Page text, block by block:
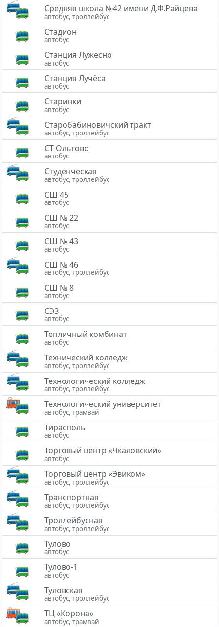
Средняя школа №42 имени Д.Ф.Райцева
автобус, троллейбус
Стадион
автобус
Станция Лужесно
автобус
Станция Лучёса
автобус
Старинки
автобус
Старобабиновичский тракт
автобус, троллейбус
СТ Ольгово
автобус
Студенческая
автобус, троллейбус
СШ 45
автобус
СШ № 22
автобус
СШ № 43
автобус
СШ № 46
автобус, троллейбус
СШ № 8
автобус
СЭЗ
автобус
Тепличный комбинат
автобус
Технический колледж
автобус, троллейбус
Технологический колледж
автобус, троллейбус
Технологический университет
автобус, трамвай
Тирасполь
автобус
Торговый центр «Чкаловский»
автобус
Торговый центр «Эвиком»
автобус, троллейбус
Транспортная
автобус, троллейбус
Троллейбусная
автобус, троллейбус
Тулово
автобус
Тулово-1
автобус
Туловская
автобус, троллейбус
ТЦ «Корона»
автобус, трамвай